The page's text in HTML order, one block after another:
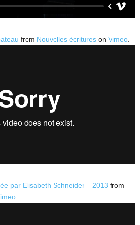
from Nouvelles écritures on Vimeo
par Elisabeth Schneider – 2013 from